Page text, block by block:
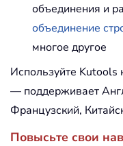
объединения и
объединение
многое другое
Используйте
— поддерживает
Французский,
Повысьте свои